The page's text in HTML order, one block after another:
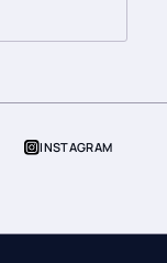
INSTAGRAM